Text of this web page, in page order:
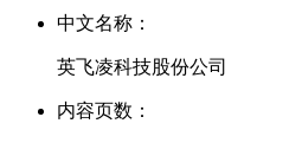
中文名称：
英飞凌科技股份公司
内容页数：